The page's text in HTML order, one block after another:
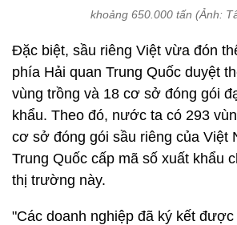
khoảng 650.000 tấn (Ảnh:
Đặc biệt, sầu riêng Việt vừa đón
phía Hải quan Trung Quốc duyệt
vùng trồng và 18 cơ sở đóng gói
khẩu. Theo đó, nước ta có 293
cơ sở đóng gói sầu riêng của Việt
Trung Quốc cấp mã số xuất khẩu
thị trường này.
"Các doanh nghiệp đã ký kết